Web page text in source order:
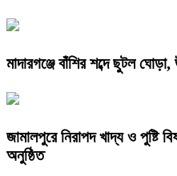
মাদারগঞ্জে বাঁশির শব্দে ছুটল
জামালপুরে নিরাপদ খাদ্য ও পুষ্টি
অনুষ্ঠিত